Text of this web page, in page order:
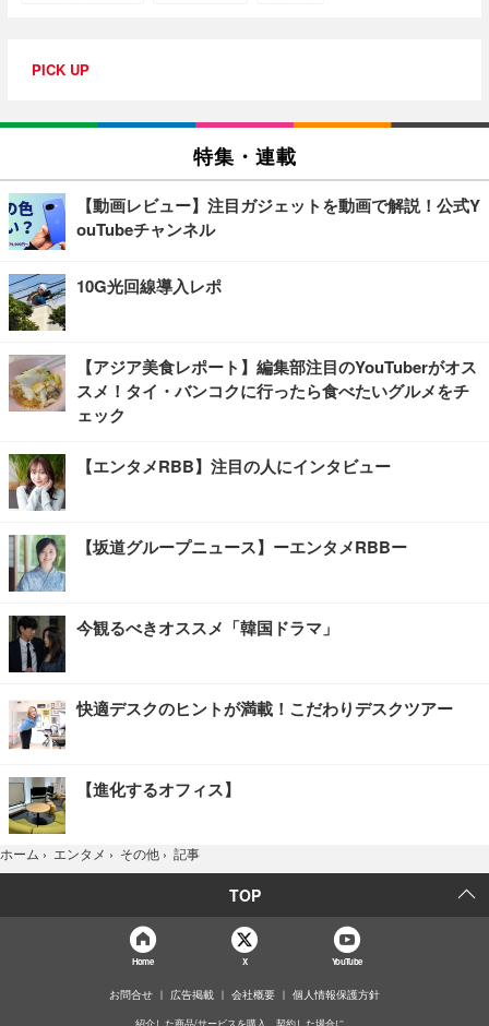
PICK UP
特集・連載
【動画レビュー】注目ガジェットを動画で解説！公式Y
ouTubeチャンネル
10G光回線導入レポ
【アジア美食レポート】編集部注目のYouTuberがオス
スメ！タイ・バンコクに行ったら食べたいグルメをチ
ェック
【エンタメRBB】注目の人にインタビュー
【坂道グループニュース】ーエンタメRBBー
今観るべきオススメ「韓国ドラマ」
快適デスクのヒントが満載！こだわりデスクツアー
【進化するオフィス】
ホーム › エンタメ › その他 › 記事
TOP
Home X YouTube
お問合せ 広告掲載 会社概要 個人情報保護方針
紹介した商品/サービスを購入、契約した場合に、